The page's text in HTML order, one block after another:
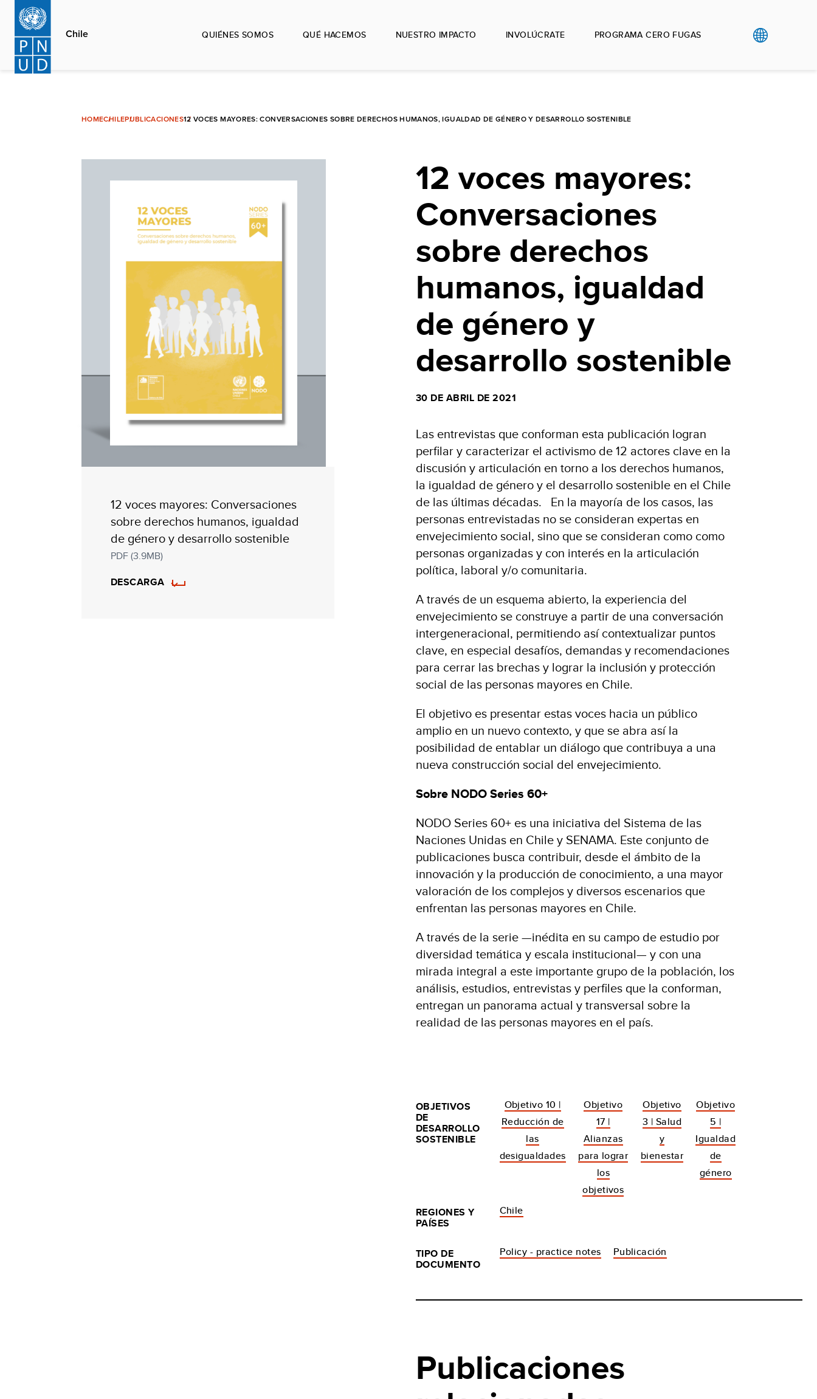
Pasar
contenido
principal
Chile QUIÉNES SOMOS QUÉ HACEMOS NUESTRO IMPACTO INVOLÚCRATE PROGRAMA CERO FUGAS
HOMECHILEPUBLICACIONES12 VOCES MAYORES: CONVERSACIONES SOBRE DERECHOS HUMANOS, IGUALDAD DE GÉNERO Y DESARROLLO SOSTENIBLE
12 voces mayores: Conversaciones
sobre derechos humanos, igualdad
de género y desarrollo sostenible
PDF (3.9MB)
DESCARGA
12 voces mayores:
Conversaciones
sobre derechos
humanos, igualdad
de género y
desarrollo sostenible
30 DE ABRIL DE 2021
Las entrevistas que conforman esta publicación logran
perfilar y caracterizar el activismo de 12 actores clave en la
discusión y articulación en torno a los derechos humanos,
la igualdad de género y el desarrollo sostenible en el Chile
de las últimas décadas. En la mayoría de los casos, las
personas entrevistadas no se consideran expertas en
envejecimiento social, sino que se consideran como como
personas organizadas y con interés en la articulación
política, laboral y/o comunitaria.
A través de un esquema abierto, la experiencia del
envejecimiento se construye a partir de una conversación
intergeneracional, permitiendo así contextualizar puntos
clave, en especial desafíos, demandas y recomendaciones
para cerrar las brechas y lograr la inclusión y protección
social de las personas mayores en Chile.
El objetivo es presentar estas voces hacia un público
amplio en un nuevo contexto, y que se abra así la
posibilidad de entablar un diálogo que contribuya a una
nueva construcción social del envejecimiento.
Sobre NODO Series 60+
NODO Series 60+ es una iniciativa del Sistema de las
Naciones Unidas en Chile y SENAMA. Este conjunto de
publicaciones busca contribuir, desde el ámbito de la
innovación y la producción de conocimiento, a una mayor
valoración de los complejos y diversos escenarios que
enfrentan las personas mayores en Chile.
A través de la serie —inédita en su campo de estudio por
diversidad temática y escala institucional— y con una
mirada integral a este importante grupo de la población, los
análisis, estudios, entrevistas y perfiles que la conforman,
entregan un panorama actual y transversal sobre la
realidad de las personas mayores en el país.
OBJETIVOS
DE
DESARROLLO
SOSTENIBLE
Objetivo 10 |
Reducción de
las
desigualdades
Objetivo
17 |
Alianzas
para lograr
los
objetivos
Objetivo
3 | Salud
y
bienestar
Objetivo
5 |
Igualdad
de
género
REGIONES Y
PAÍSES
Chile
TIPO DE
DOCUMENTO
Policy - practice notes Publicación
Publicaciones